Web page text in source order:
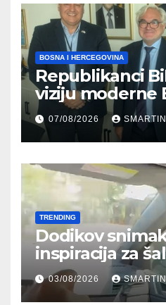
BOSNA I HERCEGOVINA
Republikanci
viziju moderne
Hercegovine
Njemačke
07/08/2026
TRENDING
Dodikov
inspiracija za
kroz parodiju
03/08/2026